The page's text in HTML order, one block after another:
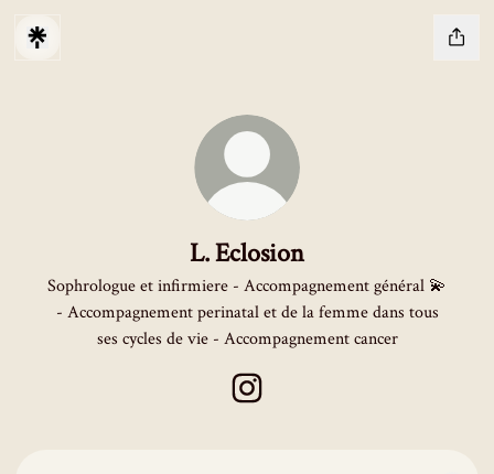
L. Eclosion
Sophrologue et infirmiere - Accompagnement général 💫
- Accompagnement perinatal et de la femme dans tous
ses cycles de vie - Accompagnement cancer